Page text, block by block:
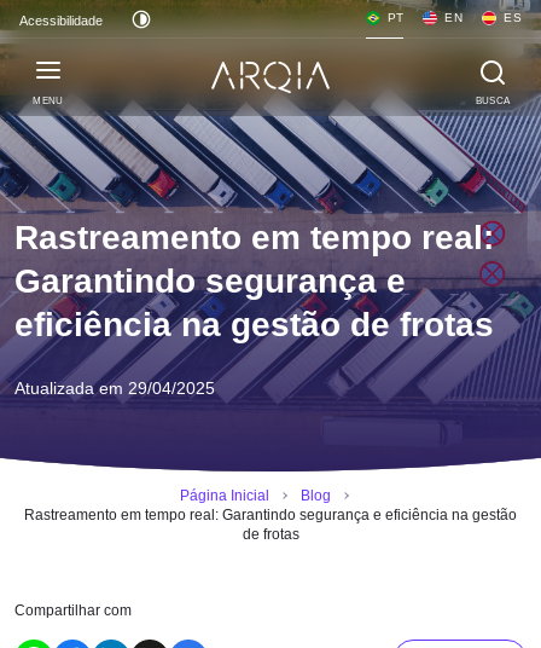
Acessibilidade PT EN ES
MENU BUSCA
Rastreamento em tempo real:
Garantindo segurança e
eficiência na gestão de frotas
Atualizada em 29/04/2025
Página Inicial
Blog
Rastreamento em tempo real: Garantindo segurança e eficiência na gestão
de frotas
Compartilhar com